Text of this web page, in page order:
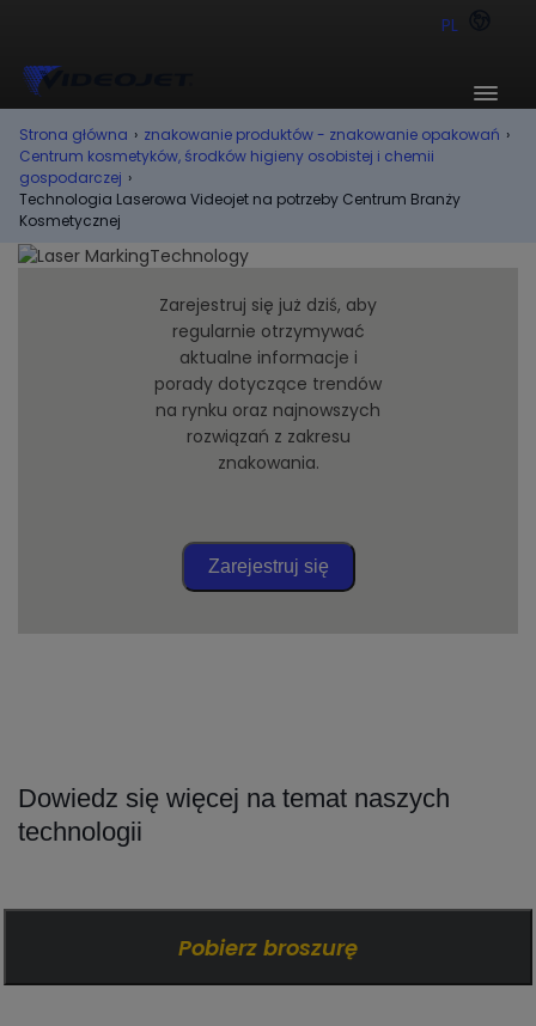
PL
Strona główna › znakowanie produktów - znakowanie opakowań ›
Centrum kosmetyków, środków higieny osobistej i chemii
gospodarczej ›
Technologia Laserowa Videojet na potrzeby Centrum Branży
Kosmetycznej
Zarejestruj się już dziś, aby
regularnie otrzymywać
aktualne informacje i
porady dotyczące trendów
na rynku oraz najnowszych
rozwiązań z zakresu
znakowania.
Zarejestruj się
Dowiedz się więcej na temat naszych
technologii
Pobierz broszurę